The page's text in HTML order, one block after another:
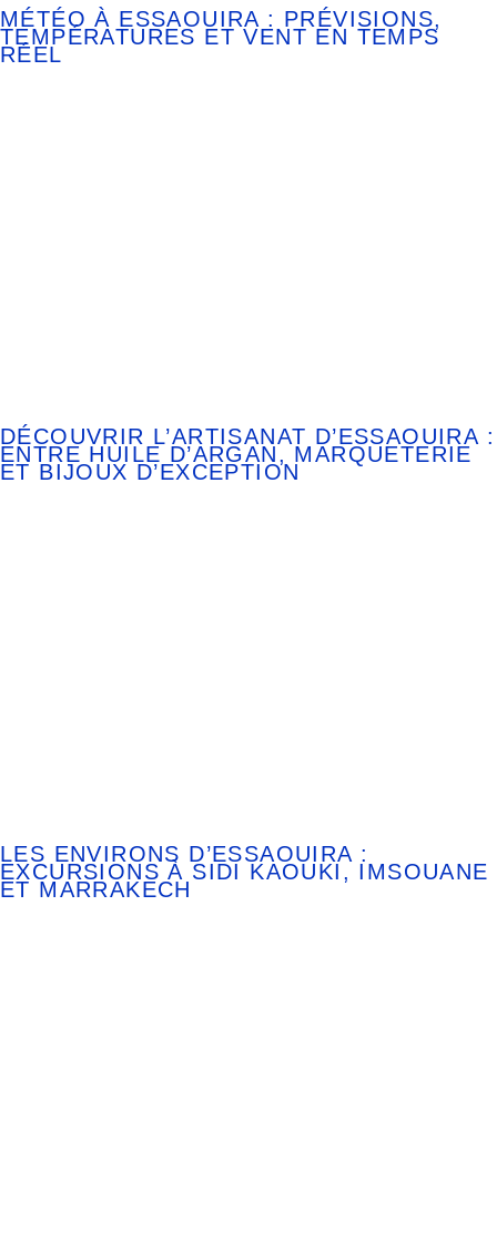
MÉTÉO À ESSAOUIRA : PRÉVISIONS,
TEMPÉRATURES ET VENT EN TEMPS
RÉEL
DÉCOUVRIR L’ARTISANAT D’ESSAOUIRA :
ENTRE HUILE D’ARGAN, MARQUETERIE
ET BIJOUX D’EXCEPTION
LES ENVIRONS D’ESSAOUIRA :
EXCURSIONS À SIDI KAOUKI, IMSOUANE
ET MARRAKECH